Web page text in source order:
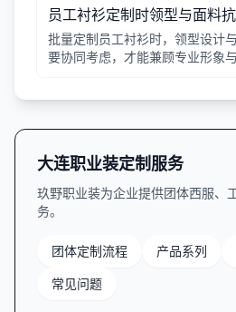
员工衬衫定制时领型与面料
批量定制员工衬衫时，领型设计
要协同考虑，才能兼顾专业形象
大连职业装定制服务
玖野职业装为企业提供团体西服、
务。
团体定制流程 产品系列
常见问题